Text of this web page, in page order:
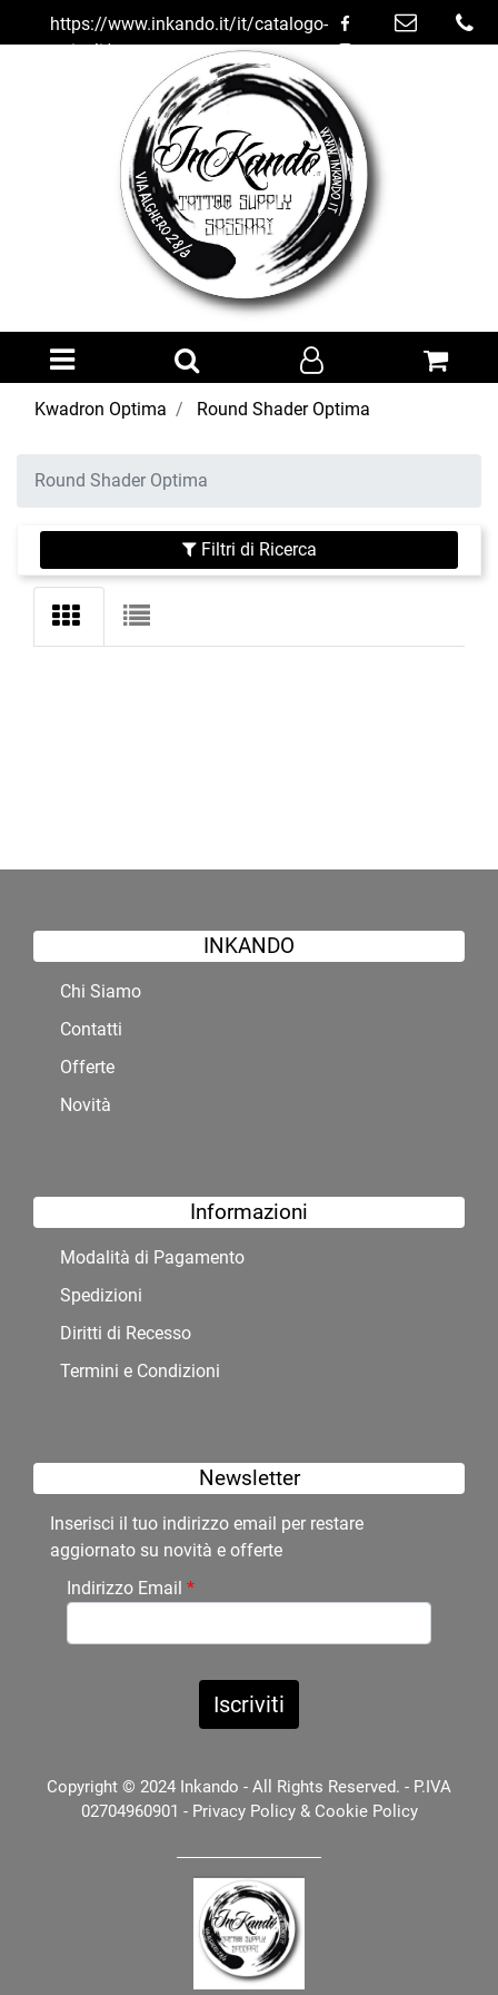
https://www.inkando.it/it/catalogo-
articoli/trucco-
semipermanente/kwadron-
optima/round-shader-optima
Open menu
Kwadron Optima Round Shader Optima
Round Shader Optima
Filtri di Ricerca
INKANDO
Chi Siamo
Contatti
Offerte
Novità
Informazioni
Modalità di Pagamento
Spedizioni
Diritti di Recesso
Termini e Condizioni
Newsletter
Inserisci il tuo indirizzo email per restare
aggiornato su novità e offerte
Indirizzo Email *
Copyright © 2024 Inkando - All Rights Reserved. - P.IVA
02704960901 - Privacy Policy& Cookie Policy